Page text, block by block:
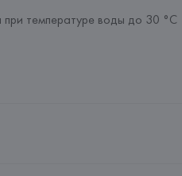
при температуре воды до 30 °C